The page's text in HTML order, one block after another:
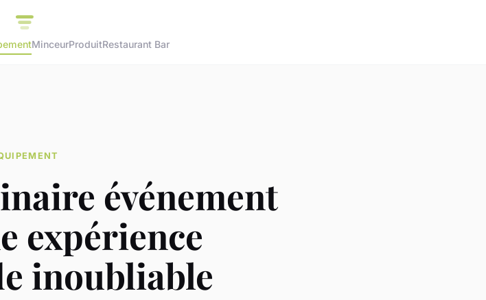
MinceurProduitRestaurant Bar
événement
expérience
inoubliable